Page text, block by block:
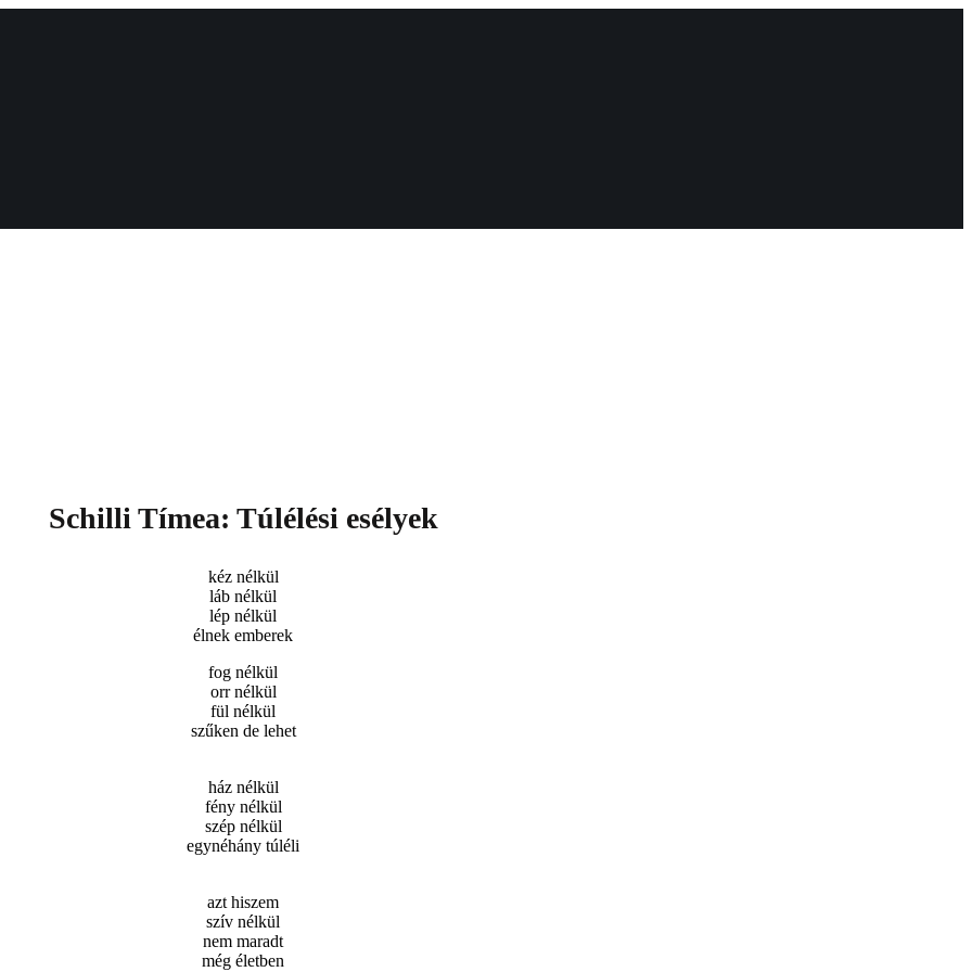
Schilli Tímea: Túlélési esélyek
kéz nélkül
láb nélkül
lép nélkül
élnek emberek
fog nélkül
orr nélkül
fül nélkül
szűken de lehet
ház nélkül
fény nélkül
szép nélkül
egynéhány túléli
azt hiszem
szív nélkül
nem maradt
még életben